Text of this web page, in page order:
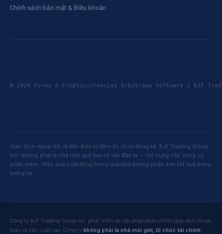
Chính sách bảo mật & Điều khoản
© 2026 Forex & Cryptocurrencies Arbitrage Software |
Giao dịch ngoại hối và tiền điện tử tiềm ẩn rủi ro đáng kể. BJF Trading Group
Inc. không phải là nhà môi giới hay cố vấn đầu tư — chỉ cung cấp công cụ
phần mềm. Hiệu quả hoạt động trong quá khứ không phản ánh kết quả trong
tương lai.
Công ty BJF Trading Group Inc. phát triển và cấp phép phần mềm giao dịch thuật
toán và tần suất cao. Công ty không phải là nhà môi giới, tổ chức tài chính